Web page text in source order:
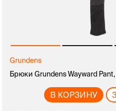
Grundens
Брюки Grundens Wayward
В КОРЗИНУ